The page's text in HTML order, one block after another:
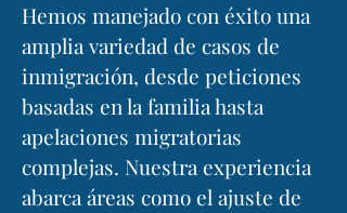
Hemos manejado con éxito una
amplia variedad de casos de
inmigración, desde peticiones
basadas en la familia hasta
apelaciones migratorias
complejas. Nuestra experiencia
abarca áreas como el ajuste de